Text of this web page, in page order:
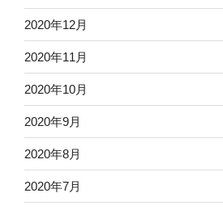
2020年12月
2020年11月
2020年10月
2020年9月
2020年8月
2020年7月